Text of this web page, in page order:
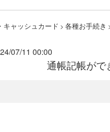
キャッシュカード > 各種お手続き
07/11 00:00
通帳記帳がで